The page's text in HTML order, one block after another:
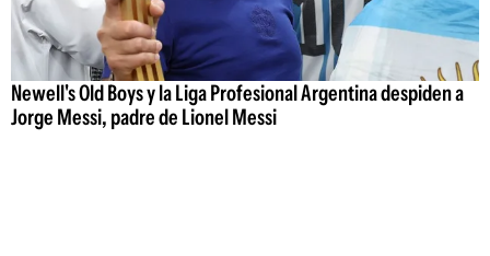
Newell's Old Boys y la Liga Profesional Argentina despiden a
Jorge Messi, padre de Lionel Messi